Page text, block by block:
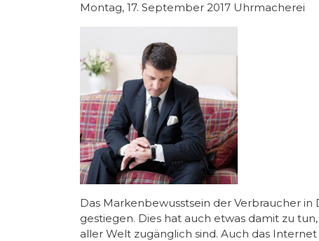
Montag, 17. September 2017 Uhrmacherei
Das Markenbewusstsein der Verbraucher
gestiegen. Dies hat auch etwas damit zu
aller Welt zugänglich sind. Auch das